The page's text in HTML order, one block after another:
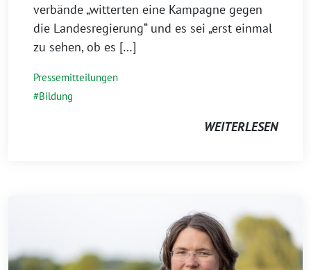
verbände „witterten eine Kampagne gegen
die Landesregierung“ und es sei „erst einmal
zu sehen, ob es […]
Pressemitteilungen
Bildung
WEITERLESEN